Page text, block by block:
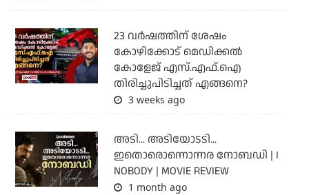
23 വർഷത്തിന് ശേഷം
കോഴിക്കോട് മെഡിക്കൽ
കോളേജ് എസ്.എഫ്.ഐ
തിരിച്ചുപിടിച്ചത് എങ്ങനെ?
3 weeks ago
അടി... അടിയോടടി...
ഇതൊരൊന്നൊന്നര നോബഡി | I
NOBODY | MOVIE REVIEW
1 month ago